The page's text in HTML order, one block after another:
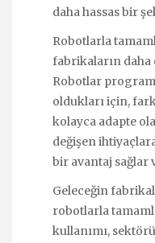
daha hassas bir
Robotlarla
fabrikaların daha
Robotlar
oldukları için,
kolayca adapte
değişen
bir avantaj sağlar
Geleceğin
robotlarla
kullanımı,